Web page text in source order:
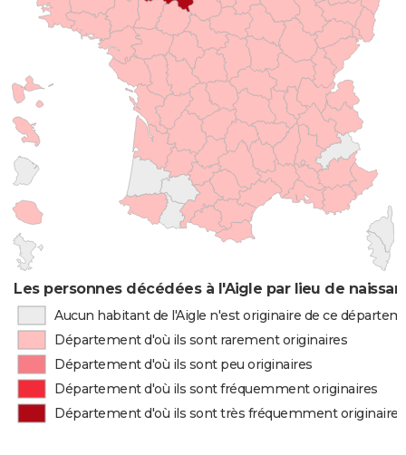
Les personnes décédées à l'Aigle par lieu de
Aucun habitant de l'Aigle n'est originaire de ce
Département d'où ils sont rarement originaires
Département d'où ils sont peu originaires
Département d'où ils sont fréquemment originaires
Département d'où ils sont très fréquemment originaires